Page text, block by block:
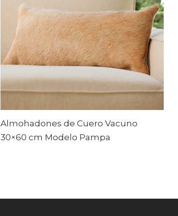
Almohadones de Cuero Vacuno
30×60 cm Modelo Pampa